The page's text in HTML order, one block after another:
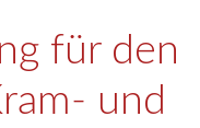
für den
und